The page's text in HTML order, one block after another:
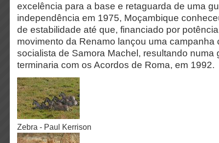
excelência para a base e retaguarda de uma
independência em 1975, Moçambique
de estabilidade até que, financiado por
movimento da Renamo lançou uma campanha
socialista de Samora Machel, resultando numa
terminaria com os Acordos de Roma, em 1992.
Zebra - Paul Kerrison